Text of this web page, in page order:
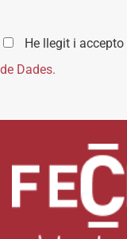
He llegit i accepto
de Dades.